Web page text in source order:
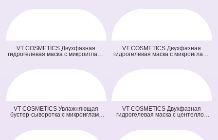
VT COSMETICS Двухфазная
гидрогелевая маска с микроиглами
(оранжевая) (33 гр + 1,5 гр)
VT COSMETICS Двухфазная
гидрогелевая маска с микроиглами
зеленая) (33 гр + 1,5 гр)
VT COSMETICS Увлажняющая
бустер-сыворотка с микроиглами
VT COSMETICS Двухфазная
гидрогелевая маска с центеллой
гр)